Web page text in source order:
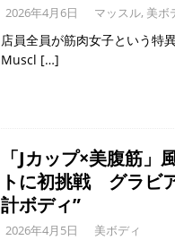
2026年4月6日 マッスル, 美ボ
店員全員が筋肉女子という特
Muscl […]
「Jカップ×美腹筋
トに初挑戦 グラビ
計ボディ”
2026年4月5日 美ボディ